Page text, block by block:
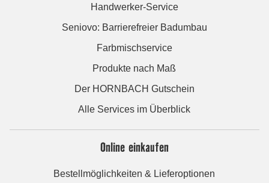
Handwerker-Service
Seniovo: Barrierefreier Badumbau
Farbmischservice
Produkte nach Maß
Der HORNBACH Gutschein
Alle Services im Überblick
Online einkaufen
Bestellmöglichkeiten & Lieferoptionen